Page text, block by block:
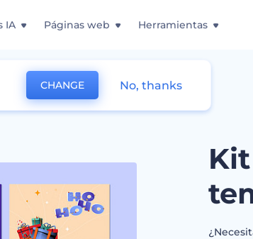
IA Páginas web Herramientas
para la temporada de festividades
CHANGE No, thanks